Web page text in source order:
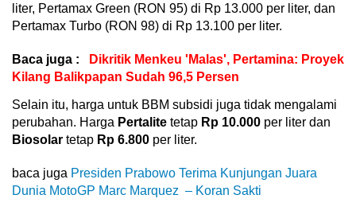
liter, Pertamax Green (RON 95) di Rp 13.000 per liter, dan
Pertamax Turbo (RON 98) di Rp 13.100 per liter.
Baca juga :
Dikritik Menkeu 'Malas', Pertamina: Proyek
Kilang Balikpapan Sudah 96,5 Persen
Selain itu, harga untuk BBM subsidi juga tidak mengalami
perubahan. Harga Pertalite tetap Rp 10.000 per liter dan
Biosolar tetap Rp 6.800 per liter.
baca juga Presiden Prabowo Terima Kunjungan Juara
Dunia MotoGP Marc Marquez – Koran Sakti